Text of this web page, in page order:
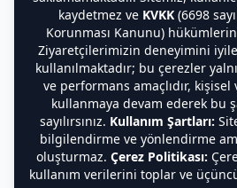
kaydetmez ve KVKK(6698
Korunması Kanunu)
Ziyaretçilerimizin deneyimini
kullanılmaktadır; bu çerezler
ve performans amaçlıdır,
kullanmaya devam ederek bu
sayılırsınız. Kullanım Şartları:
bilgilendirme ve yönlendirme
oluşturmaz. Çerez Politikası:
kullanım verilerini toplar ve